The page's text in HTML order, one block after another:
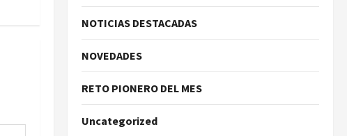
NOTICIAS DESTACADAS
NOVEDADES
RETO PIONERO DEL MES
Uncategorized